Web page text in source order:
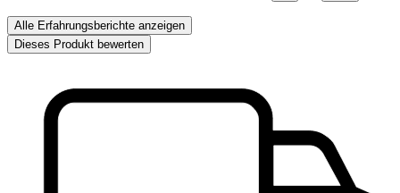
Alle Erfahrungsberichte anzeigen
Dieses Produkt bewerten